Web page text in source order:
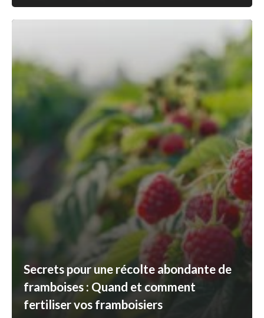
Secrets pour une récolte abondante de
framboises : Quand et comment
fertiliser vos framboisiers